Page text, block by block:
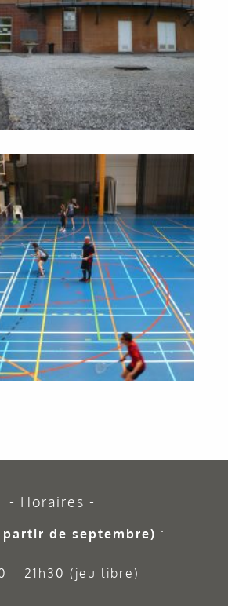
Horaires
partir de septembre) :
– 21h30 (jeu libre)